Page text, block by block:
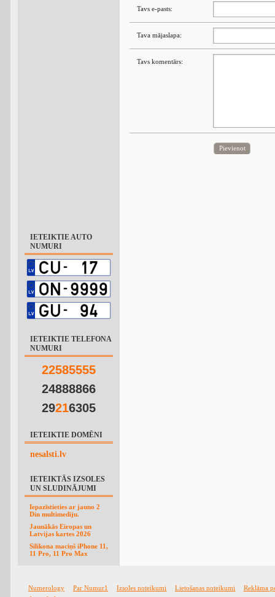
IETEIKTIE AUTO
NUMURI
IETEIKTIE TELEFONA
NUMURI
22585555
24888866
29216305
IETEIKTIE DOMĒNI
nesalsti.lv
IETEIKTĀS IZSOLES
UN SLUDINĀJUMI
Iepazīstieties ar jauno 2
Din multimediju.
Jaunākās Eiropas un
Latvijas kartes 2026
Silikona maciņš iPhone 11,
11 Pro, 11 Pro Max
Tavs e-pasts:
Tava mājaslapa:
Tavs komentārs:
Pievienot
Numerology Par Numur1 Izsoles noteikumi Lietošanas noteikumi
Reklāma